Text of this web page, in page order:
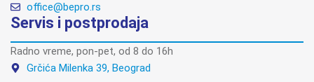
office@bepro.rs
Servis i postprodaja
Radno vreme, pon-pet, od 8 do 16h
Grčića Milenka 39, Beograd